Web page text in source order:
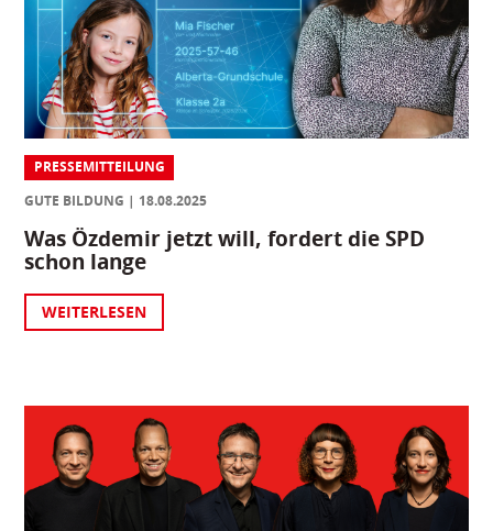
PRESSEMITTEILUNG
GUTE BILDUNG
18.08.2025
Was Özdemir jetzt will, fordert die SPD
schon lange
WEITERLESEN